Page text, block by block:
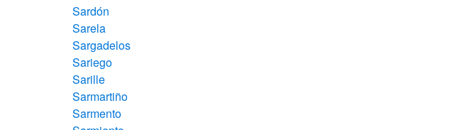
Sardón
Sarela
Sargadelos
Sariego
Sarille
Sarmartiño
Sarmento